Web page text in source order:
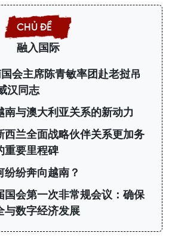
融入国际
会主席陈青敏率团赴老挝吊
汉同志
南与澳大利亚关系的新动力
西兰全面战略伙伴关系更加务
重要里程碑
纷纷奔向越南？
国会第一次非常规会议：确保
与数字经济发展